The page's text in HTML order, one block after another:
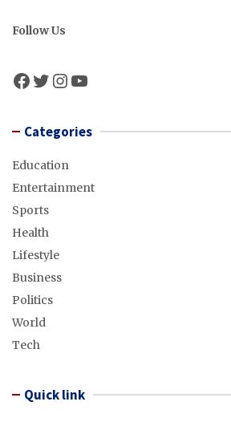
Follow Us
Facebook
Twitter
Instagram
YouTube
Categories
Education
Entertainment
Sports
Health
Lifestyle
Business
Politics
World
Tech
Quick link